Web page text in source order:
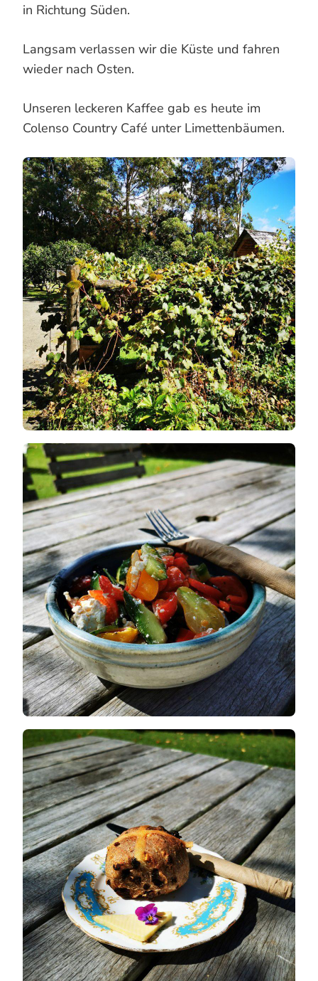
in Richtung Süden.
Langsam verlassen wir die Küste und fahren
wieder nach Osten.
Unseren leckeren Kaffee gab es heute im
Colenso Country Café unter Limettenbäumen.